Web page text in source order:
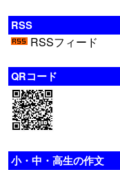
RSS
RSSフィード
QRコード
小・中・高生の作文